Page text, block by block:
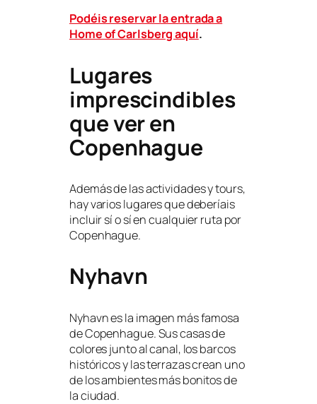
Podéis reservar la entrada a
Home of Carlsberg aquí.
Lugares
imprescindibles
que ver en
Copenhague
Además de las actividades y tours,
hay varios lugares que deberíais
incluir sí o sí en cualquier ruta por
Copenhague.
Nyhavn
Nyhavn es la imagen más famosa
de Copenhague. Sus casas de
colores junto al canal, los barcos
históricos y las terrazas crean uno
de los ambientes más bonitos de
la ciudad.